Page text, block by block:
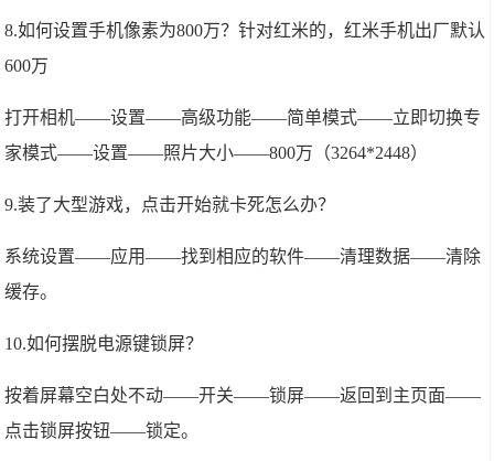
8.如何设置手机像素为800万？针对红米的，红米手机出厂默认
600万
打开相机——设置——高级功能——简单模式——立即切换专
家模式——设置——照片大小——800万（3264*2448）
9.装了大型游戏，点击开始就卡死怎么办？
系统设置——应用——找到相应的软件——清理数据——清除
缓存。
10.如何摆脱电源键锁屏？
按着屏幕空白处不动——开关——锁屏——返回到主页面——
点击锁屏按钮——锁定。